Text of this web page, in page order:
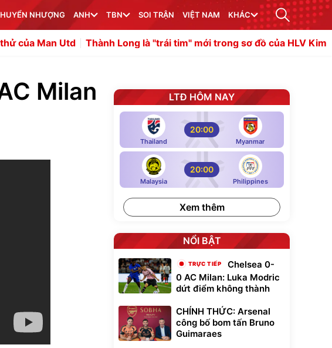
NHƯỢNG ANH TBN SOI TRẬN VIỆT NAM KHÁC
Long là "trái tim" mới trong sơ đồ của HLV Kim Sang-sik HLV
Milan LTĐ HÔM NAY
Thailand
20:00
Myanmar
Malaysia
20:00
Philippines
Xem thêm
NỔI BẬT
Chelsea 0-
0 AC Milan: Luka Modric
dứt điểm không thành
CHÍNH THỨC: Arsenal
công bố bom tấn Bruno
Guimaraes